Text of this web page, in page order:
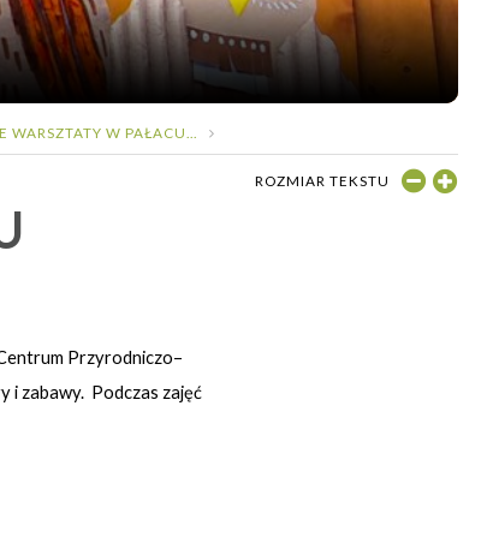
W PAŁACU...
ROZMIAR TEKSTU
Przyrodniczo–
i zabawy. Podczas zajęć